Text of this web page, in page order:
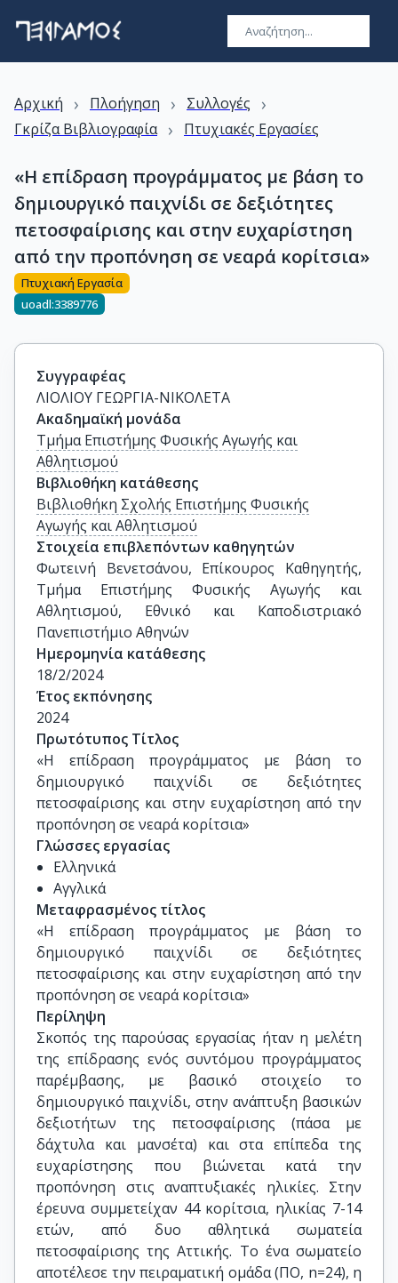
Αρχική › Πλοήγηση › Συλλογές ›
Γκρίζα Βιβλιογραφία › Πτυχιακές Εργασίες
«Η επίδραση προγράμματος με βάση το
δημιουργικό παιχνίδι σε δεξιότητες
πετοσφαίρισης και στην ευχαρίστηση
από την προπόνηση σε νεαρά κορίτσια»
Πτυχιακή Εργασία
uoadl:3389776
Συγγραφέας
ΛΙΟΛΙΟΥ ΓΕΩΡΓΙΑ-ΝΙΚΟΛΕΤΑ
Ακαδημαϊκή μονάδα
Τμήμα Επιστήμης Φυσικής Αγωγής και
Αθλητισμού
Βιβλιοθήκη κατάθεσης
Βιβλιοθήκη Σχολής Επιστήμης Φυσικής
Αγωγής και Αθλητισμού
Στοιχεία επιβλεπόντων καθηγητών
Φωτεινή Βενετσάνου, Επίκουρος Καθηγητής,
Τμήμα Επιστήμης Φυσικής Αγωγής και
Αθλητισμού, Εθνικό και Καποδιστριακό
Πανεπιστήμιο Αθηνών
Ημερομηνία κατάθεσης
18/2/2024
Έτος εκπόνησης
2024
Πρωτότυπος Τίτλος
«Η επίδραση προγράμματος με βάση το
δημιουργικό παιχνίδι σε δεξιότητες
πετοσφαίρισης και στην ευχαρίστηση από την
προπόνηση σε νεαρά κορίτσια»
Γλώσσες εργασίας
Ελληνικά
Αγγλικά
Μεταφρασμένος τίτλος
«Η επίδραση προγράμματος με βάση το
δημιουργικό παιχνίδι σε δεξιότητες
πετοσφαίρισης και στην ευχαρίστηση από την
προπόνηση σε νεαρά κορίτσια»
Περίληψη
Σκοπός της παρούσας εργασίας ήταν η μελέτη
της επίδρασης ενός συντόμου προγράμματος
παρέμβασης, με βασικό στοιχείο το
δημιουργικό παιχνίδι, στην ανάπτυξη βασικών
δεξιοτήτων της πετοσφαίρισης (πάσα με
δάχτυλα και μανσέτα) και στα επίπεδα της
ευχαρίστησης που βιώνεται κατά την
προπόνηση στις αναπτυξιακές ηλικίες. Στην
έρευνα συμμετείχαν 44 κορίτσια, ηλικίας 7-14
ετών, από δυο αθλητικά σωματεία
πετοσφαίρισης της Αττικής. Το ένα σωματείο
αποτέλεσε την πειραματική ομάδα (ΠΟ, n=24), η